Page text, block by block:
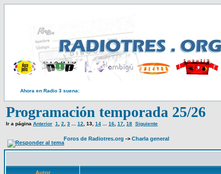
Ahora en Radio 3 suena:
Programación temporada 25/26
Ir a página Anterior 1 2 3 12 13 14 16 17 18 Siguiente
Foros de Radiotres.org -> Charla general
Autor